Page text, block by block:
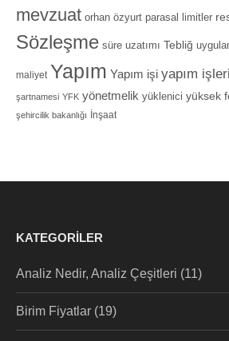
mevzuat orhan özyurt parasal limitler
Sözleşme süre uzatımı Tebliğ
maliyet Yapım Yapım işi yapım işleri
şartnamesi YFK yönetmelik yüklenici yüksek
şehircilik bakanlığı
İnşaat
KATEGORILER
Analiz Nedir, Analiz Çeşitleri (11)
Birim Fiyatlar (19)